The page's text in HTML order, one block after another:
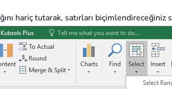
hariç tutarak, satırları biçimlendireceğiniz